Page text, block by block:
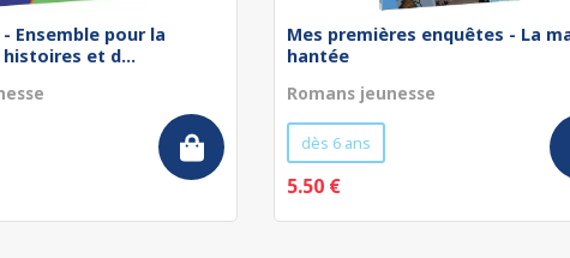
Ensemble pour la
et d...
Mes premières enquêtes - La
hantée
Romans jeunesse
dès 6 ans
5.50 €